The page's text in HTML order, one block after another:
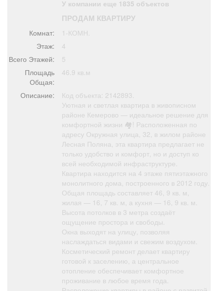
Обучение Проекты
Товары
Я - пенсионер
У компании еще 1835 объектов
ПРОДАМ КВАРТИРУ
Комнат:
1-КОМН.
Этаж:
4
Всего Этажей:
5
Площадь
Общая:
46.9 кв.м
Описание:
Код объекта: 2142893.
Уютная и светлая квартира в живописном
районе Кемерово — идеальное решение для
комфортной жизни 🏘️! Расположенная по
адресу Окружная улица, 32, в жилом районе
Лесная Поляна, эта квартира предлагает не
только удобство и комфорт, но и доступ ко
всей необходимой инфраструктуре.
Квартира находится на 4 этаже пятиэтажного
монолитного дома, построенного в 2012 году.
Общая площадь составляет 46, 9 кв. м,
жилая — 16, 7 кв. м, а кухня — 16, 9 кв. м.
Высота потолков в 3 метра создаёт
ощущение простора и свободы.
Окна выходят на улицу, позволяя
наслаждаться видами и свежим воздухом.
Косметический ремонт делает квартиру
готовой к заселению, а центральное
отопление обеспечивает комфортное
проживание в любое время года.